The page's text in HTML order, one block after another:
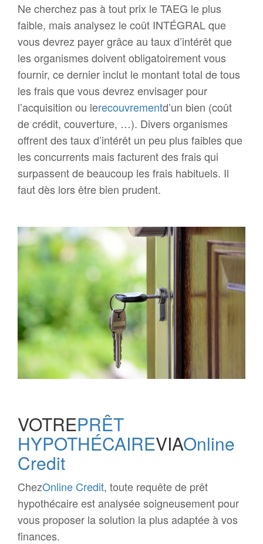
Ne cherchez pas à tout prix le TAEG le plus
faible, mais analysez le coût INTÉGRAL que
vous devrez payer grâce au taux d’intérêt que
les organismes doivent obligatoirement vous
fournir, ce dernier inclut le montant total de tous
les frais que vous devrez envisager pour
l’acquisition ou lerecouvrementd’un bien (coût
de crédit, couverture, …). Divers organismes
offrent des taux d’intérêt un peu plus faibles que
les concurrents mais facturent des frais qui
surpassent de beaucoup les frais habituels. Il
faut dès lors être bien prudent.
VOTREPRÊT
HYPOTHÉCAIREVIAOnline
Credit
ChezOnline Credit, toute requête de prêt
hypothécaire est analysée soigneusement pour
vous proposer la solution la plus adaptée à vos
finances.